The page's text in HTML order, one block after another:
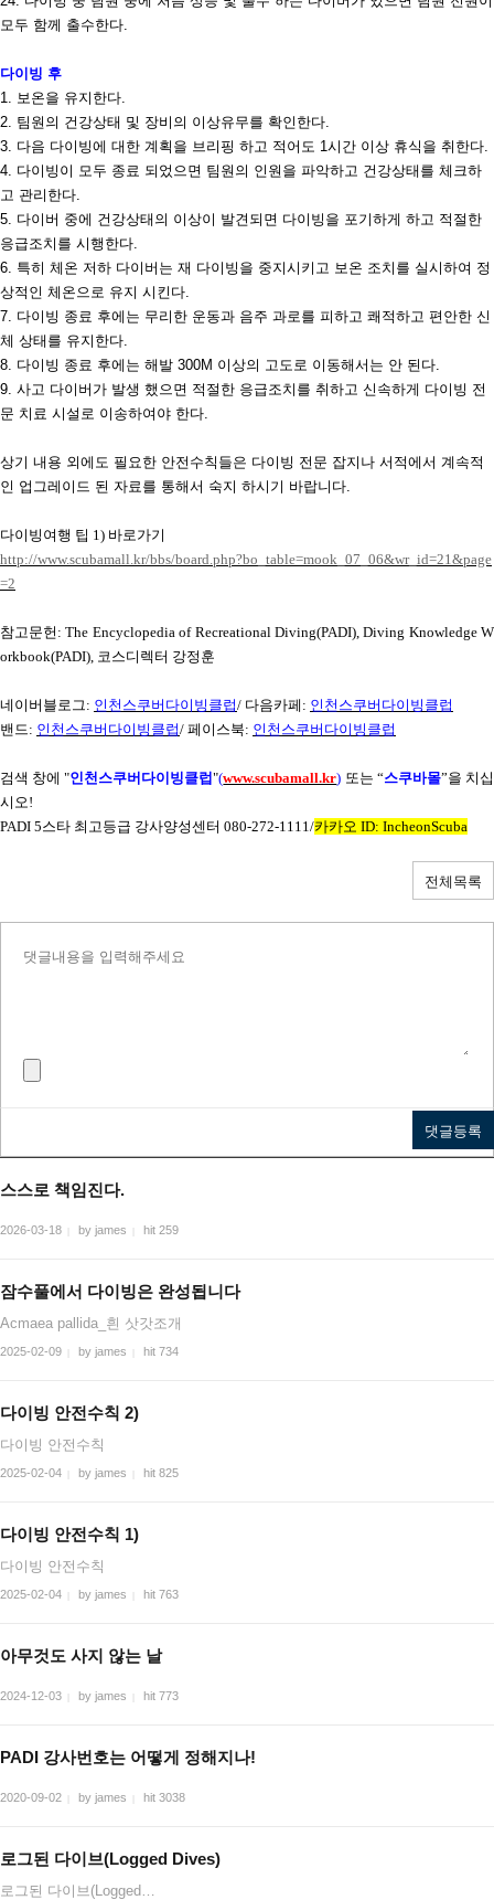
모두 함께 출수한다.
다이빙 후
1. 보온을 유지한다.
2. 팀원의 건강상태 및 장비의 이상유무를 확인한다.
3. 다음 다이빙에 대한 계획을 브리핑 하고 적어도 1시간 이상 휴식을 취한다.
4. 다이빙이 모두 종료 되었으면 팀원의 인원을 파악하고 건강상태를 체크하
고 관리한다.
5. 다이버 중에 건강상태의 이상이 발견되면 다이빙을 포기하게 하고 적절한
응급조치를 시행한다.
6. 특히 체온 저하 다이버는 재 다이빙을 중지시키고 보온 조치를 실시하여 정
상적인 체온으로 유지 시킨다.
7. 다이빙 종료 후에는 무리한 운동과 음주 과로를 피하고 쾌적하고 편안한 신
체 상태를 유지한다.
8. 다이빙 종료 후에는 해발 300M 이상의 고도로 이동해서는 안 된다.
9. 사고 다이버가 발생 했으면 적절한 응급조치를 취하고 신속하게 다이빙 전
문 치료 시설로 이송하여야 한다.
상기 내용 외에도 필요한 안전수칙들은 다이빙 전문 잡지나 서적에서 계속적
인 업그레이드 된 자료를 통해서 숙지 하시기 바랍니다.
다이빙여행 팁 1) 바로가기
http://www.scubamall.kr/bbs/board.php?bo_table=mook_07_06&wr_id=21&page
=2
참고문헌 : The Encyclopedia of Recreational Diving(PADI), Diving Knowledge W
orkbook(PADI), 코스디렉터 강정훈
네이버블로그: 인천스쿠버다이빙클럽/ 다음카페 : 인천스쿠버다이빙클럽
밴드: 인천스쿠버다이빙클럽/ 페이스북: 인천스쿠버다이빙클럽
검색 창에 "인천스쿠버다이빙클럽"(www.scubamall.kr) 또는 “스쿠바몰”을 치십
시오!
PADI 5스타 최고등급 강사양성센터 080-272-1111/카카오 ID: IncheonScuba
전체목록
스스로 책임진다.
2026-03-18 by james hit 259
잠수풀에서 다이빙은 완성됩니다
Acmaea pallida_흰 삿갓조개
2025-02-09 by james hit 734
다이빙 안전수칙 2)
다이빙 안전수칙
2025-02-04 by james hit 825
다이빙 안전수칙 1)
다이빙 안전수칙
2025-02-04 by james hit 763
아무것도 사지 않는 날
2024-12-03 by james hit 773
PADI 강사번호는 어떻게 정해지나!
2020-09-02 by james hit 3038
로그된 다이브(Logged Dives)
로그된 다이브(Logged…